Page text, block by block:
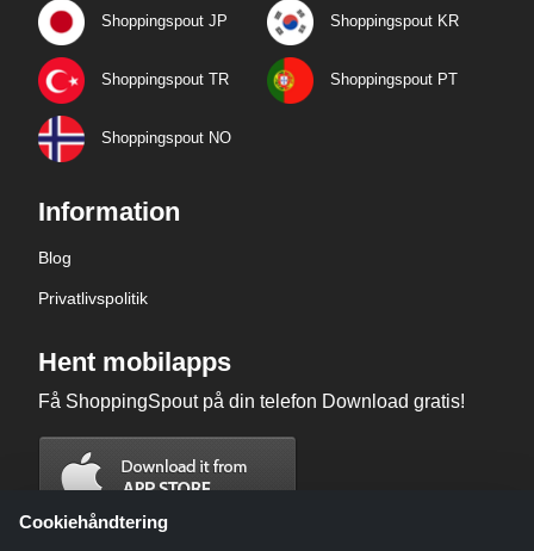
Shoppingspout JP Shoppingspout KR
Shoppingspout TR Shoppingspout PT
Shoppingspout NO
Information
Blog
Privatlivspolitik
Hent mobilapps
Få ShoppingSpout på din telefon Download gratis!
Cookiehåndtering